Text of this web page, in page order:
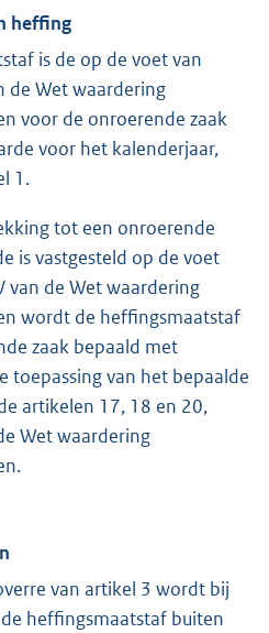
heffing
is de op de voet van
de Wet waardering
voor de onroerende zaak
voor het kalenderjaar,
1.
tot een onroerende
is vastgesteld op de voet
van de Wet waardering
wordt de heffingsmaatstaf
zaak bepaald met
toepassing van het bepaalde
artikelen 17, 18 en 20,
Wet waardering
van artikel 3 wordt bij
heffingsmaatstaf buiten